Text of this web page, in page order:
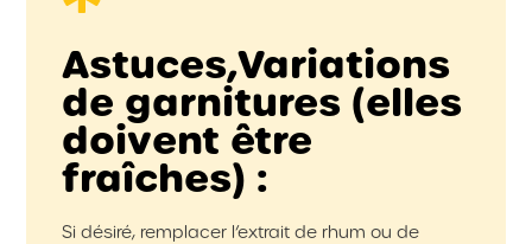
Astuces,Variations
de garnitures (elles
doivent être
fraîches) :
Si désiré, remplacer l’extrait de rhum ou de